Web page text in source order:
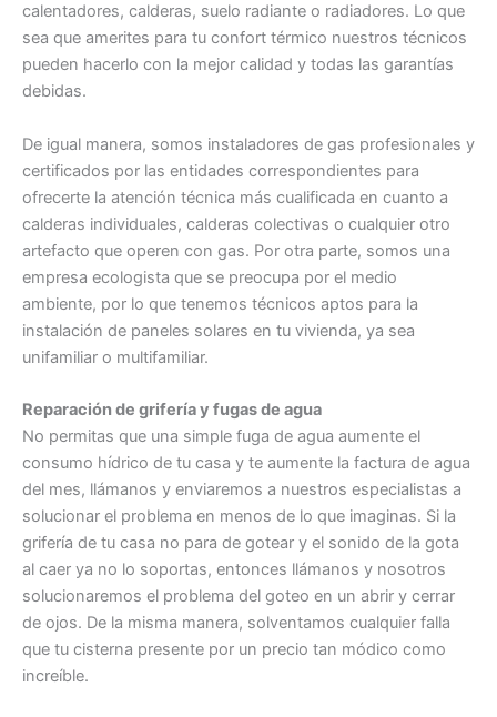
calentadores, calderas, suelo radiante o radiadores. Lo que
sea que amerites para tu confort térmico nuestros técnicos
pueden hacerlo con la mejor calidad y todas las garantías
debidas.
De igual manera, somos instaladores de gas profesionales y
certificados por las entidades correspondientes para
ofrecerte la atención técnica más cualificada en cuanto a
calderas individuales, calderas colectivas o cualquier otro
artefacto que operen con gas. Por otra parte, somos una
empresa ecologista que se preocupa por el medio
ambiente, por lo que tenemos técnicos aptos para la
instalación de paneles solares en tu vivienda, ya sea
unifamiliar o multifamiliar.
Reparación de grifería y fugas de agua
No permitas que una simple fuga de agua aumente el
consumo hídrico de tu casa y te aumente la factura de agua
del mes, llámanos y enviaremos a nuestros especialistas a
solucionar el problema en menos de lo que imaginas. Si la
grifería de tu casa no para de gotear y el sonido de la gota
al caer ya no lo soportas, entonces llámanos y nosotros
solucionaremos el problema del goteo en un abrir y cerrar
de ojos. De la misma manera, solventamos cualquier falla
que tu cisterna presente por un precio tan módico como
increíble.